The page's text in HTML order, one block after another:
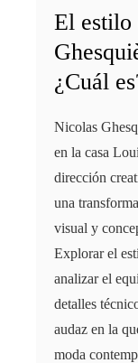
El estilo
¿Cuál
Nicolas
en la casa
dirección
una
visual y
Explorar el
analizar el
detalles
audaz en la
moda